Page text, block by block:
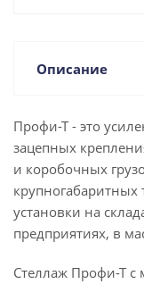
Описание
Профи-Т - это
зацепных
и коробочных
крупногабаритных
установки на
предприятиях, в
Стеллаж Профи-Т